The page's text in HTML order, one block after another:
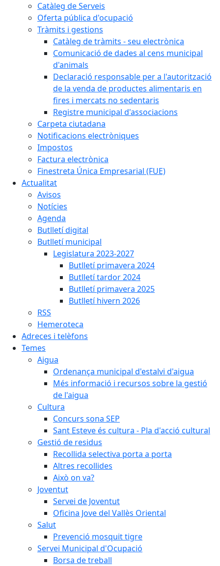
Catàleg de Serveis
Oferta pública d'ocupació
Tràmits i gestions
Catàleg de tràmits - seu electrònica
Comunicació de dades al cens municipal
d'animals
Declaració responsable per a l'autorització
de la venda de productes alimentaris en
fires i mercats no sedentaris
Registre municipal d'associacions
Carpeta ciutadana
Notificacions electròniques
Impostos
Factura electrònica
Finestreta Única Empresarial (FUE)
Actualitat
Avisos
Notícies
Agenda
Butlletí digital
Butlletí municipal
Legislatura 2023-2027
Butlletí primavera 2024
Butlletí tardor 2024
Butlletí primavera 2025
Butlletí hivern 2026
RSS
Hemeroteca
Adreces i telèfons
Temes
Aigua
Ordenança municipal d'estalvi d'aigua
Més informació i recursos sobre la gestió
de l'aigua
Cultura
Concurs sona SEP
Sant Esteve és cultura - Pla d'acció cultural
Gestió de residus
Recollida selectiva porta a porta
Altres recollides
Això on va?
Joventut
Servei de Joventut
Oficina Jove del Vallès Oriental
Salut
Prevenció mosquit tigre
Servei Municipal d'Ocupació
Borsa de treball